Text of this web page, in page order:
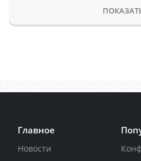
Главное
Новости